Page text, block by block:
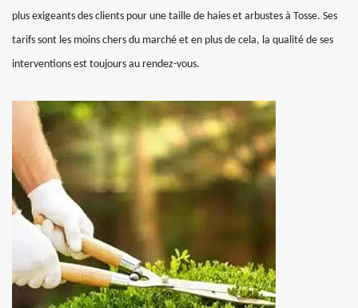
plus exigeants des clients pour une taille de haies et arbustes à Tosse. Ses
tarifs sont les moins chers du marché et en plus de cela, la qualité de ses
interventions est toujours au rendez-vous.